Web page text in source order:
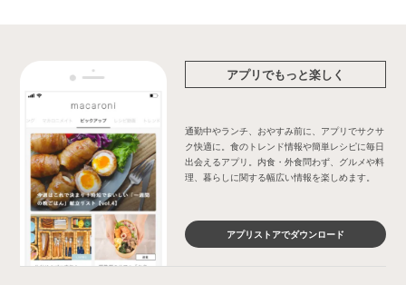
アプリでもっと楽しく
通勤中やランチ、おやすみ前に、アプリでサクサ
ク快適に。食のトレンド情報や簡単レシピに毎日
出会えるアプリ。内食・外食問わず、グルメや料
理、暮らしに関する幅広い情報を楽しめます。
アプリストアでダウンロード